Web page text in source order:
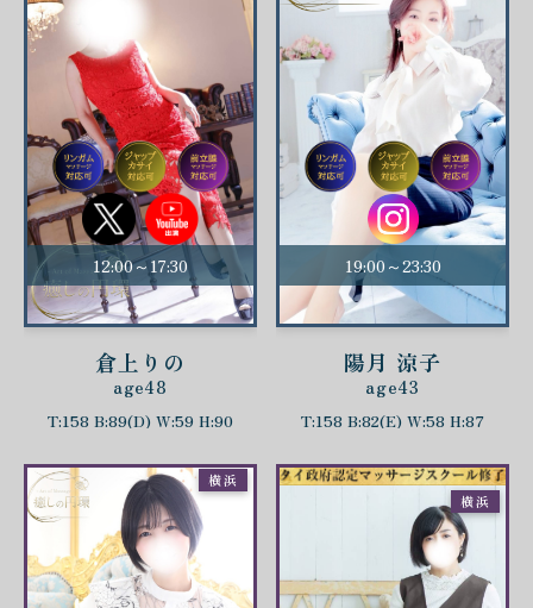
12:00～17:30
倉上りの
age48
T:158 B:89(D) W:59 H:90
19:00～23:30
陽月 涼子
age43
T:158 B:82(E) W:58 H:87
横浜
横浜